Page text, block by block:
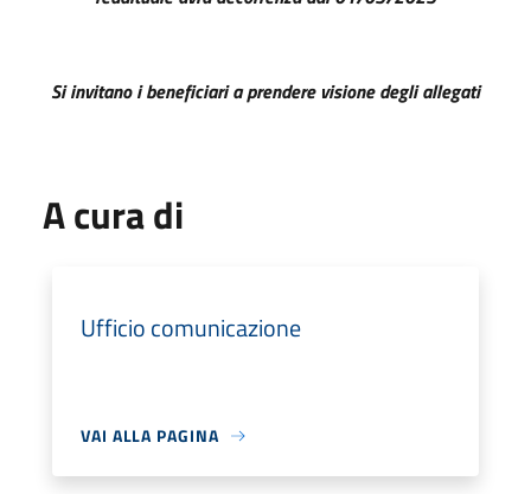
Si invitano i beneficiari a prendere visione degli allegati
A cura di
Ufficio comunicazione
VAI ALLA PAGINA